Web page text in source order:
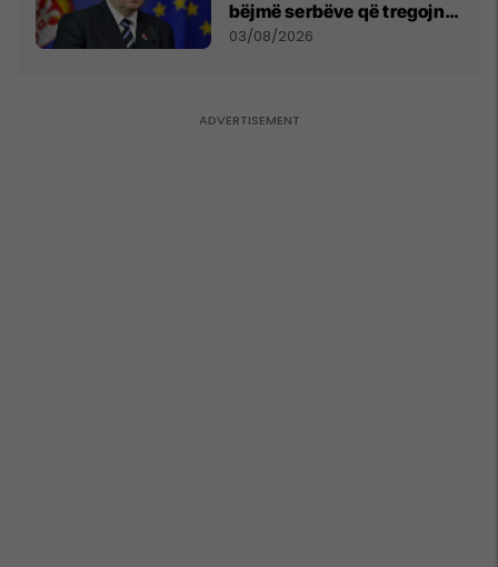
bëjmë serbëve që tregojnë
ku janë varrosur shqiptarët
03/08/2026